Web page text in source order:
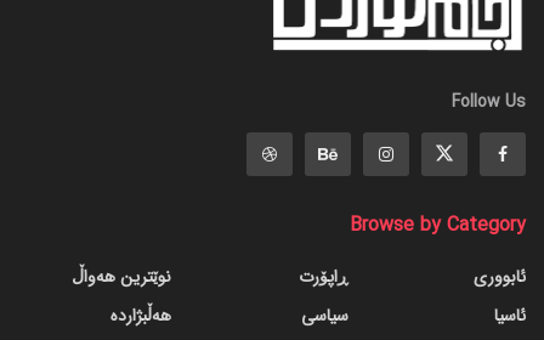
Follow Us
Browse by Category
ئابووری
ئاسیا
ڕاپۆرت
سیاسی
نوێترین هەواڵ
هەڵبژاردە